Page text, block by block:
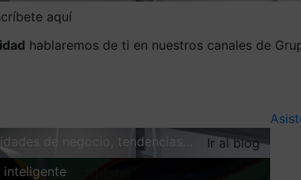
aquí
hablaremos de ti en nuestros canales de
de negocio, tendencias…
Ir al blog
inteligente